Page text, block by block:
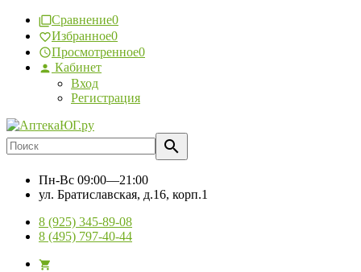
Сравнение0
Избранное0
Просмотренное0
Кабинет
Вход
Регистрация
Пн-Вс 09:00—21:00
ул. Братиславская, д.16, корп.1
8 (925) 345-89-08
8 (495) 797-40-44